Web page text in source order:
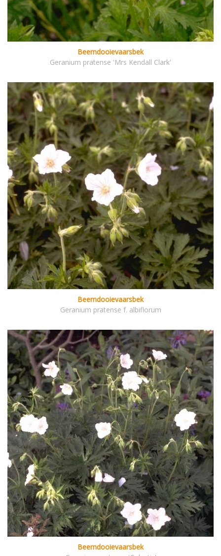
Beemdooievaarsbek
Geranium pratense 'Mrs Kendall Clark'
Beemdooievaarsbek
Geranium pratense f. albiflorum
Beemdooievaarsbek